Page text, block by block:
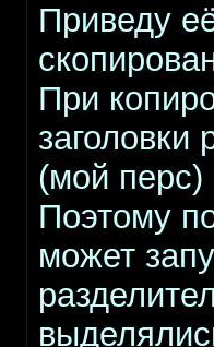
Приведу
При
(мой перс)
Поэтому
может